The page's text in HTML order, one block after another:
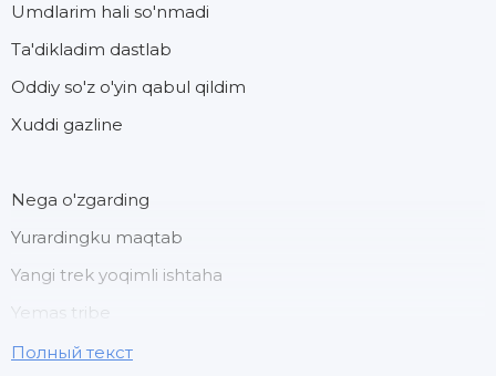
Umdlarim hali so'nmadi
Ta'dikladim dastlab
Oddiy so'z o'yin qabul qildim
Xuddi gazline
Nega o'zgarding
Yurardingku maqtab
Yangi trek yoqimli ishtaha
Yemas tribe
Полный текст